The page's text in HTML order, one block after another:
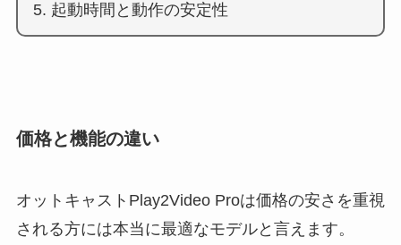
起動時間と動作の安定性
価格と機能の違い
オットキャストPlay2Video Proは価格の安さを重視
される方には本当に最適なモデルと言えます。